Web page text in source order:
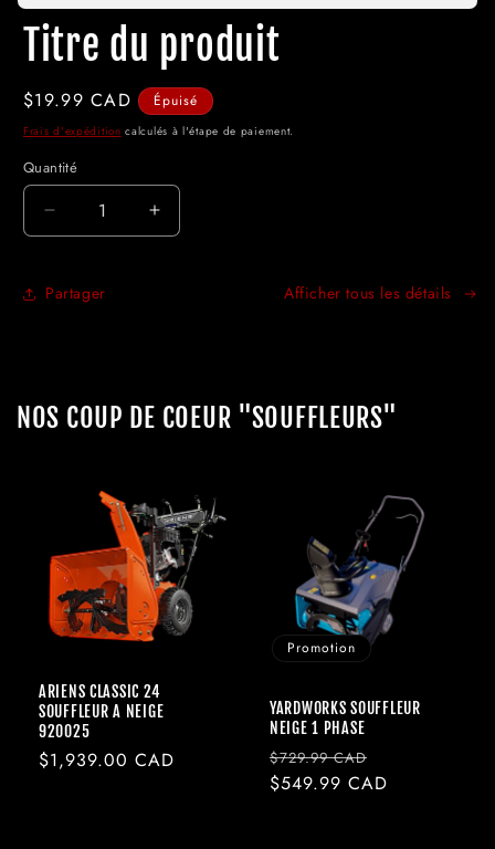
Titre du produit
Prix
habituel
$19.99 CAD Épuisé
Frais d'expédition calculés à l'étape de paiement.
Quantité
Réduire
la
de
Augmenter
la
Partager Afficher tous les détails
NOS COUP DE COEUR "SOUFFLEURS"
ARIENS CLASSIC 24
SOUFFLEUR A NEIGE
920025
Prix
$1,939.00 CAD
Promotion
YARDWORKS SOUFFLEUR
NEIGE 1 PHASE
Prix
habituel
$729.99 CAD
promotionnel
$549.99 CAD